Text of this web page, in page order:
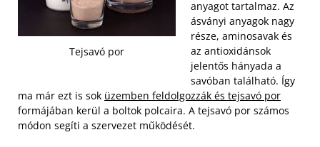
Tejsavó por
anyagot tartalmaz. Az
ásványi anyagok nagy
része, aminosavak és
az antioxidánsok
jelentős hányada a
savóban található. Így
ma már ezt is sok üzemben feldolgozzák és tejsavó por
formájában kerül a boltok polcaira. A tejsavó por számos
módon segíti a szervezet működését.